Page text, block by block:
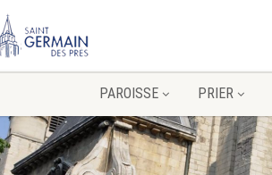
PAROISSE PRIER